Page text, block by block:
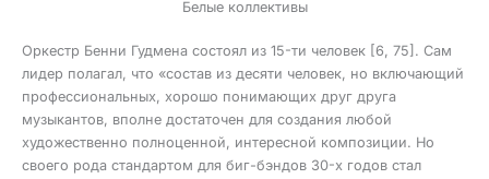
Белые коллективы
Оркестр Бенни Гудмена состоял из 15-ти человек [6, 75]. Сам
лидер полагал, что «состав из десяти человек, но включающий
профессиональных, хорошо понимающих друг друга
музыкантов, вполне достаточен для создания любой
художественно полноценной, интересной композиции. Но
своего рода стандартом для биг-бэндов 30-х годов стал